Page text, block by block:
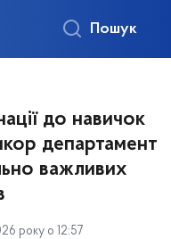
Пошук
до навичок
департамент
важливих
року о 12:57